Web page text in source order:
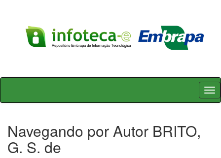
Skip
Navegando por Autor BRITO,
G. S. de